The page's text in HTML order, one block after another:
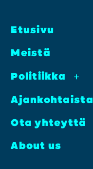
Etusi­vu
Meis­tä
Poli­tiik­ka
+
Ajan­koh­tais­ta
Ota yhteyt­tä
About us